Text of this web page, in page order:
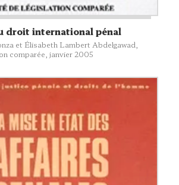
droit international pénal
et Élisabeth Lambert Abdelgawad,
comparée , janvier 2005